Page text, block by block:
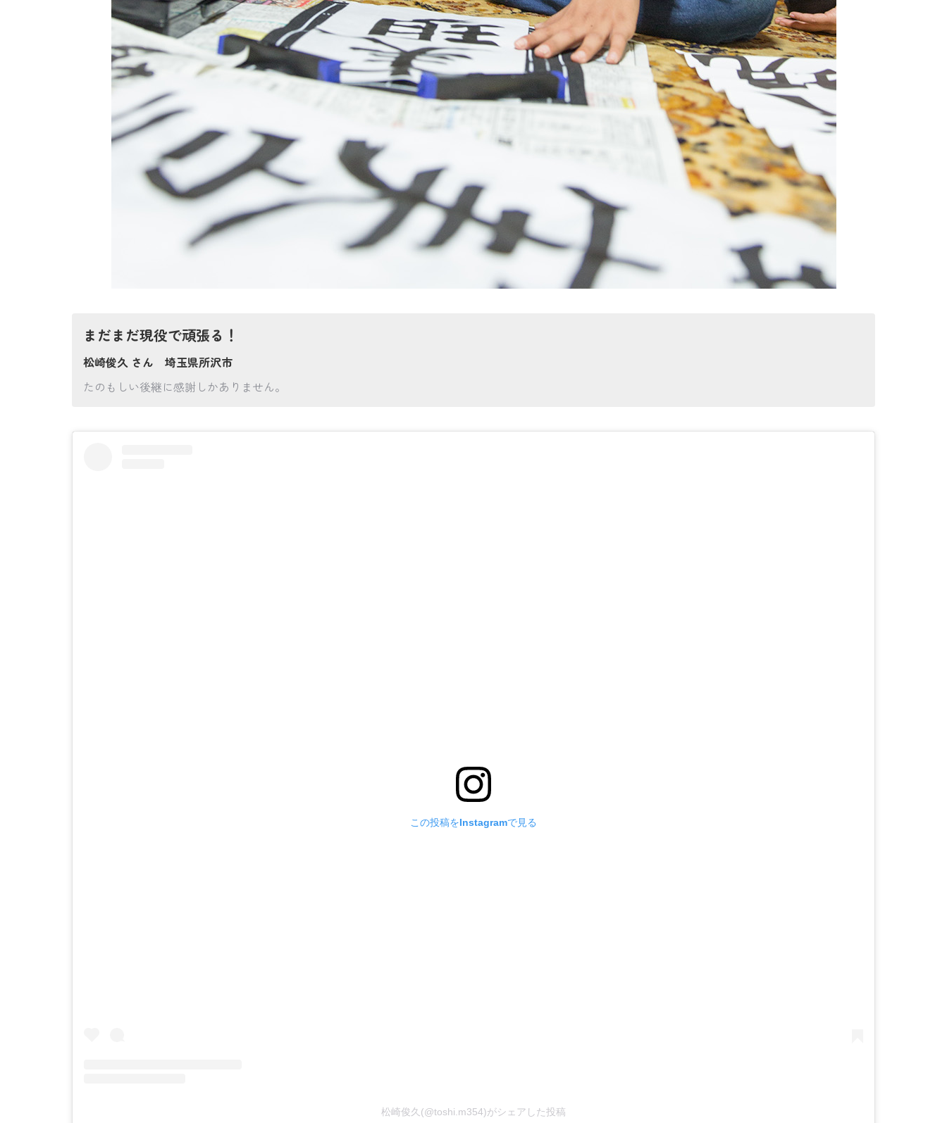
まだまだ現役で頑張る！
松崎俊久 さん 埼玉県所沢市
たのもしい後継に感謝しかありません。
この投稿をInstagramで見る
松崎俊久(@toshi.m354)がシェアした投稿